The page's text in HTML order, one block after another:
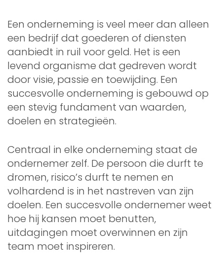
Een onderneming is veel meer dan alleen
een bedrijf dat goederen of diensten
aanbiedt in ruil voor geld. Het is een
levend organisme dat gedreven wordt
door visie, passie en toewijding. Een
succesvolle onderneming is gebouwd op
een stevig fundament van waarden,
doelen en strategieën.
Centraal in elke onderneming staat de
ondernemer zelf. De persoon die durft te
dromen, risico’s durft te nemen en
volhardend is in het nastreven van zijn
doelen. Een succesvolle ondernemer weet
hoe hij kansen moet benutten,
uitdagingen moet overwinnen en zijn
team moet inspireren.